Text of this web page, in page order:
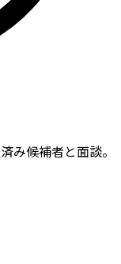
み候補者と面談。